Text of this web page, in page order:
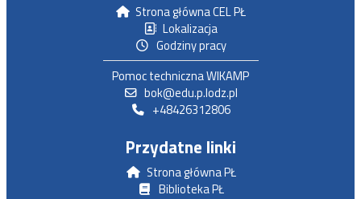
Strona główna CEL PŁ
Lokalizacja
Godziny pracy
Pomoc techniczna WIKAMP
bok@edu.p.lodz.pl
+48426312806
Przydatne linki
Strona główna PŁ
Biblioteka PŁ